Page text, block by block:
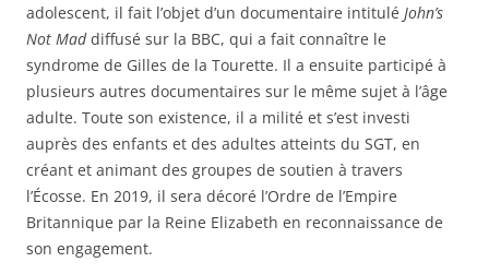
adolescent, il fait l’objet d’un documentaire intitulé John’s
Not Maddiffusé sur la BBC, qui a fait connaître le
syndrome de Gilles de la Tourette. Il a ensuite participé à
plusieurs autres documentaires sur le même sujet à l’âge
adulte. Toute son existence, il a milité et s’est investi
auprès des enfants et des adultes atteints du SGT, en
créant et animant des groupes de soutien à travers
l’Écosse. En 2019, il sera décoré l’Ordre de l’Empire
Britannique par la Reine Elizabeth en reconnaissance de
son engagement.